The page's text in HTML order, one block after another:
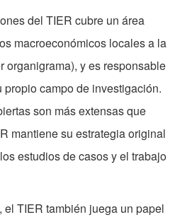
del TIER cubre un área
macroeconómicos locales a la
organigrama), y es responsable
campo de investigación.
son más extensas que
mantiene su estrategia original
estudios de casos y el trabajo
TIER también juega un papel